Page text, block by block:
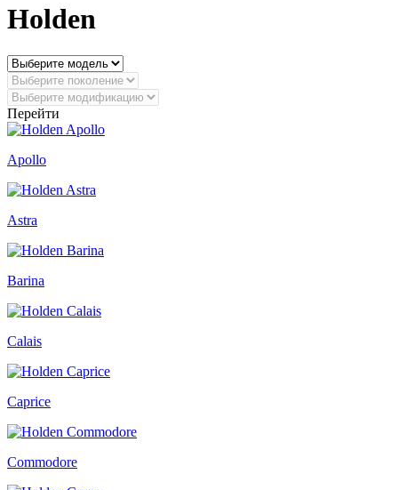
Holden
Перейти
Apollo
Astra
Barina
Calais
Caprice
Commodore